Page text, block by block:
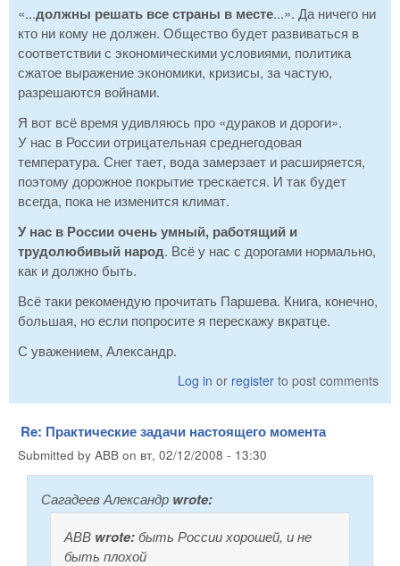
«...должны решать все страны в месте...». Да ничего ни
кто ни кому не должен. Общество будет развиваться в
соответствии с экономическими условиями, политика
сжатое выражение экономики, кризисы, за частую,
разрешаются войнами.
Я вот всё время удивляюсь про «дураков и дороги».
У нас в России отрицательная среднегодовая
температура. Снег тает, вода замерзает и расширяется,
поэтому дорожное покрытие трескается. И так будет
всегда, пока не изменится климат.
У нас в России очень умный, работящий и
трудолюбивый народ. Всё у нас с дорогами нормально,
как и должно быть.
Всё таки рекомендую прочитать Паршева. Книга, конечно,
большая, но если попросите я перескажу вкратце.
С уважением, Александр.
Log in or register to post comments
Re: Практические задачи настоящего момента
Submitted by ABB on вт, 02/12/2008 - 13:30
Сагадеев Александр wrote:
АВВ wrote:быть России хорошей, и не
быть плохой